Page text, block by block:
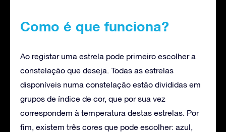
Como é que funciona?
Ao registar uma estrela pode primeiro escolher a
constelação que deseja. Todas as estrelas
disponíveis numa constelação estão divididas em
grupos de índice de cor, que por sua vez
correspondem à temperatura destas estrelas. Por
fim, existem três cores que pode escolher: azul,